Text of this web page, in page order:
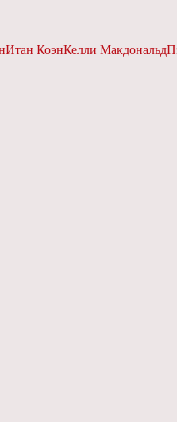
Итан КоэнКелли Макдональд